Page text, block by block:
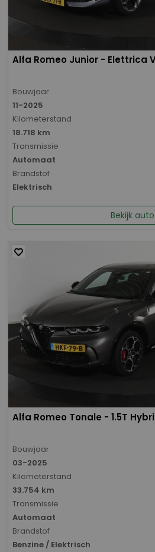
Alfa Romeo Junior - Elettrica
Bouwjaar
11-2025
Kilometerstand
18.718 km
Transmissie
Automaat
Brandstof
Elektrisch
Bekijk auto
Alfa Romeo Tonale - 1.5T
Bouwjaar
03-2025
Kilometerstand
33.754 km
Transmissie
Automaat
Brandstof
Benzine / Elektrisch